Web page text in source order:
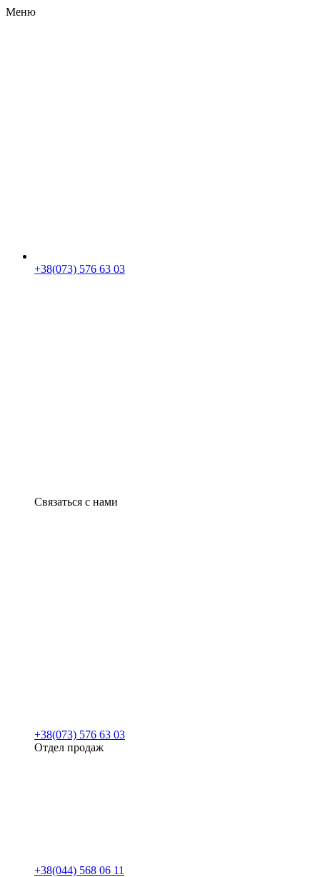
Меню
+38(073) 576 63 03
Связаться с нами
+38(073) 576 63 03
Отдел продаж
+38(044) 568 06 11